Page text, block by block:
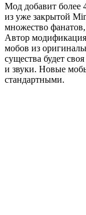
Мод добавит более
из уже закрытой
множество
Автор
мобов из
существа будет
и звуки. Новые
стандартными.